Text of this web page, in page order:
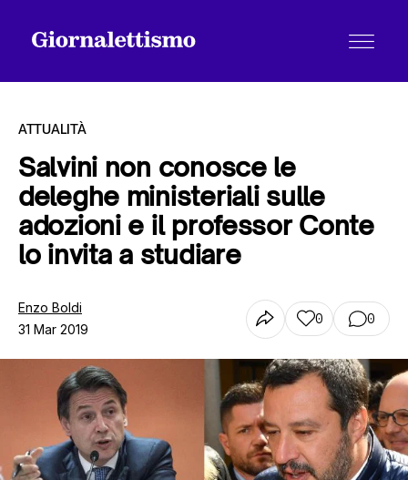
Tutti gli articoli
ATTUALITÀ
Salvini non conosce le
deleghe ministeriali sulle
adozioni e il professor Conte
lo invita a studiare
Enzo Boldi
31 Mar 2019
0 0